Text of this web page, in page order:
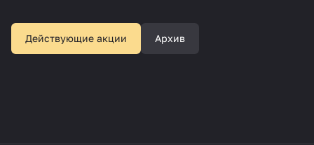
Действующие акции Архив
Летняя распродажа
04.03.2026
Скидка от 6000 рублей